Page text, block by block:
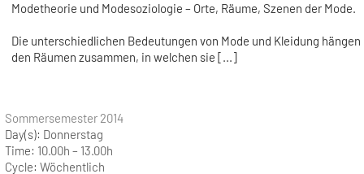
Modetheorie und Modesoziologie – Orte, Räume, Szenen der Mode.
Die unterschiedlichen Bedeutungen von Mode und Kleidung
den Räumen zusammen, in welchen sie [...]
Sommersemester 2014
Day(s): Donnerstag
Time: 10.00h – 13.00h
Cycle: Wöchentlich